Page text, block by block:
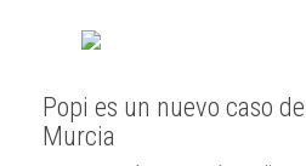
Popi es un nuevo caso
Murcia